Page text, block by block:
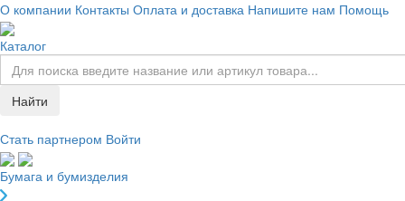
О компании Контакты Оплата и доставка Напишите нам Помощь
Каталог
Найти
Стать партнером Войти
Бумага и бумизделия